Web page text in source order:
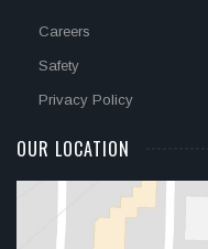
Careers
Safety
Privacy Policy
OUR LOCATION